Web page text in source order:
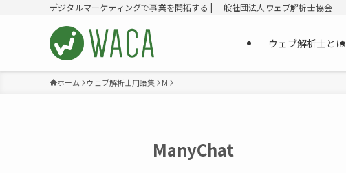
デジタルマーケティングで事業を開拓する | 一般社団法人ウェブ解析士協会
ウェブ解析士とは
ホーム ウェブ解析士用語集 M
ManyChat